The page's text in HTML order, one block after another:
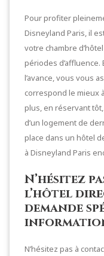
Pour profiter
Disneyland Paris, il
votre chambre
périodes
l’avance, vous vous
correspond le mieux
plus, en réservant
d’un logement de
place dans un hôtel
à Disneyland Paris
N’hésitez
l’hôtel
demande
N’hésitez pas à